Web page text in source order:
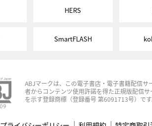
HERS
SmartFLASH
ABJマークは、この電子書店・電子書籍配信サ
者からコンテンツ使用許諾を得た正規版配信サ
を示す登録商標（登録番号 第6091713号）です